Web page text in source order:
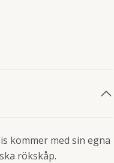
kommer med sin egna
rökskåp.